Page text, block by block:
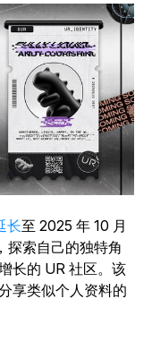
长至 2025 年 10 月
探索自己的独特角
长的 UR 社区。该
享类似个人资料的